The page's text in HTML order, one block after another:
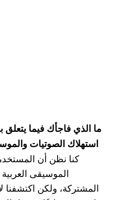
ما الذي فاجأك فيما
استهلاك الصوتيات
كنا نظن أن
الموسيقى
المشتركة، ولكن اكتشفنا